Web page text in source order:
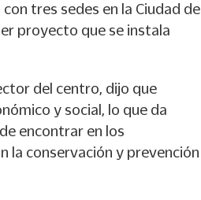
tres sedes en la Ciudad de
proyecto que se instala
del centro, dijo que
y social, lo que da
encontrar en los
la conservación y prevención